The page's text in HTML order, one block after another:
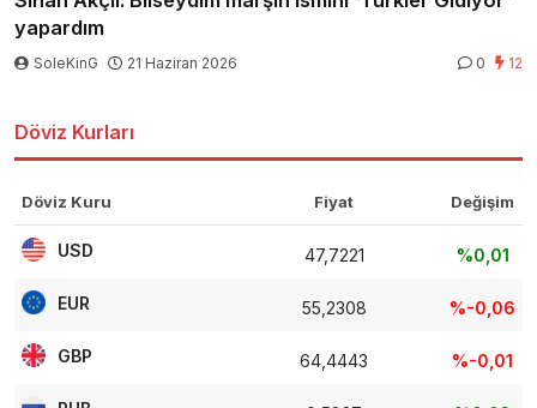
yapardım
SoleKinG 21 Haziran 2026 0 12
Döviz Kurları
Döviz Kuru Fiyat Değişim
USD 47,7221 %0,01
EUR 55,2308 %-0,06
GBP 64,4443 %-0,01